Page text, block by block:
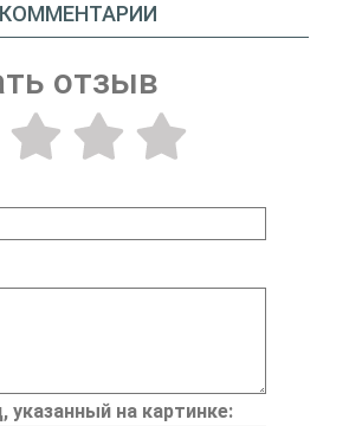
отзыв
указанный на картинке: